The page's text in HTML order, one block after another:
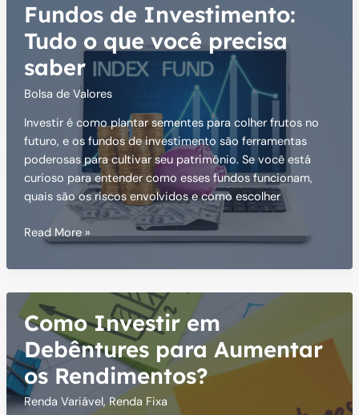
as
melhores
oportunidades
2025
Fundos de Investimento:
Tudo o que você precisa
saber
Bolsa de Valores
Investir é como plantar sementes para colher frutos no
futuro, e os fundos de investimento são ferramentas
poderosas para cultivar seu patrimônio. Se você está
curioso para entender como esses fundos funcionam,
quais são os riscos envolvidos e como escolher
Fundos
Investimento:
o
que
você
precisa
saber
Read More »
Como Investir em
Debêntures para Aumentar
os Rendimentos?
Renda Variável,Renda Fixa